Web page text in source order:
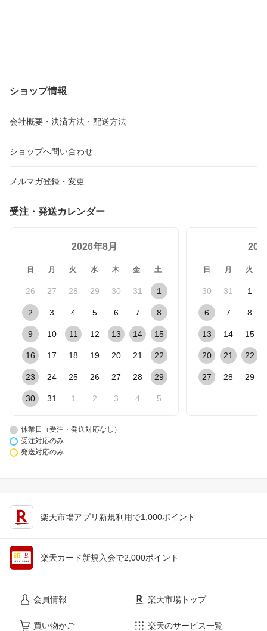
ショップ情報
会社概要・決済方法・配送方法
ショップへ問い合わせ
メルマガ登録・変更
受注・発送カレンダー
2026年8月
日 月 火 水 木 金 土
26 27 28 29 30 31 1
2 3 4 5 6 7 8
9 10 11 12 13 14 15
16 17 18 19 20 21 22
23 24 25 26 27 28 29
30 31 1 2 3 4 5
日 月 火
30 31 1
6 7 8
13 14 15
20 21 22
27 28 29
休業日（受注・発送対応なし）
受注対応のみ
発送対応のみ
楽天市場アプリ新規利用で1,000ポイント
楽天カード新規入会で2,000ポイント
会員情報
買い物かご
楽天市場トップ
楽天のサービス一覧